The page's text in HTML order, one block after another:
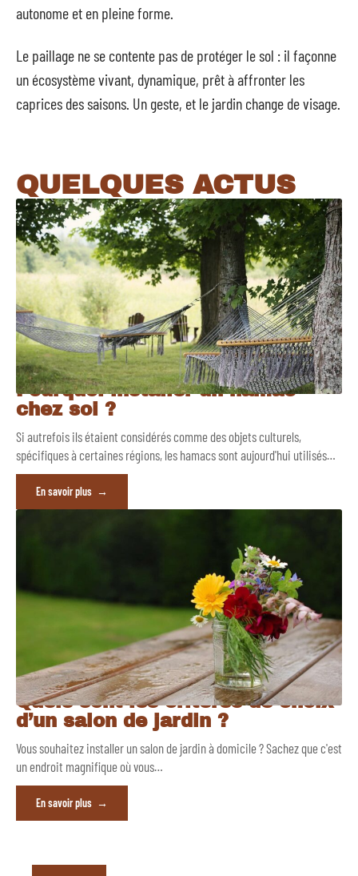
autonome et en pleine forme.
Le paillage ne se contente pas de protéger le sol : il façonne
un écosystème vivant, dynamique, prêt à affronter les
caprices des saisons. Un geste, et le jardin change de visage.
QUELQUES ACTUS
Pourquoi installer un hamac
chez soi ?
Si autrefois ils étaient considérés comme des objets culturels,
spécifiques à certaines régions, les hamacs sont aujourd'hui utilisés…
En savoir plus
Quels sont les critères de choix
d’un salon de jardin ?
Vous souhaitez installer un salon de jardin à domicile ? Sachez que c'est
un endroit magnifique où vous…
En savoir plus